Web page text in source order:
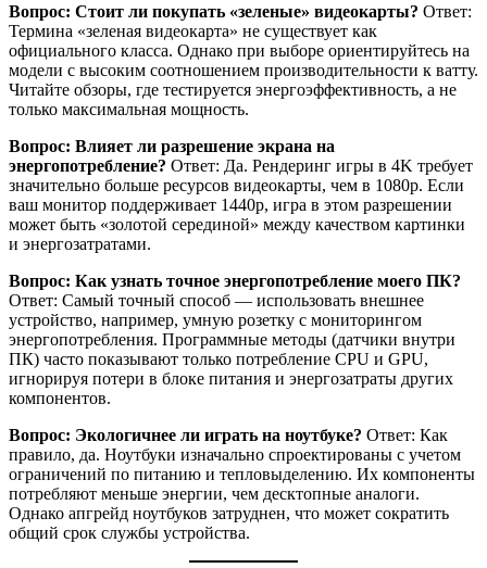
Вопрос: Стоит ли покупать «зеленые» видеокарты? Ответ:
Термина «зеленая видеокарта» не существует как
официального класса. Однако при выборе ориентируйтесь на
модели с высоким соотношением производительности к ватту.
Читайте обзоры, где тестируется энергоэффективность, а не
только максимальная мощность.
Вопрос: Влияет ли разрешение экрана на
энергопотребление? Ответ: Да. Рендеринг игры в 4K требует
значительно больше ресурсов видеокарты, чем в 1080p. Если
ваш монитор поддерживает 1440p, игра в этом разрешении
может быть «золотой серединой» между качеством картинки
и энергозатратами.
Вопрос: Как узнать точное энергопотребление моего ПК?
Ответ: Самый точный способ — использовать внешнее
устройство, например, умную розетку с мониторингом
энергопотребления. Программные методы (датчики внутри
ПК) часто показывают только потребление CPU и GPU,
игнорируя потери в блоке питания и энергозатраты других
компонентов.
Вопрос: Экологичнее ли играть на ноутбуке? Ответ: Как
правило, да. Ноутбуки изначально спроектированы с учетом
ограничений по питанию и тепловыделению. Их компоненты
потребляют меньше энергии, чем десктопные аналоги.
Однако апгрейд ноутбуков затруднен, что может сократить
общий срок службы устройства.